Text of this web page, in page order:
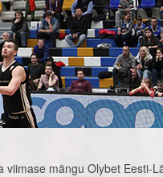
mängu Olybet Eesti-